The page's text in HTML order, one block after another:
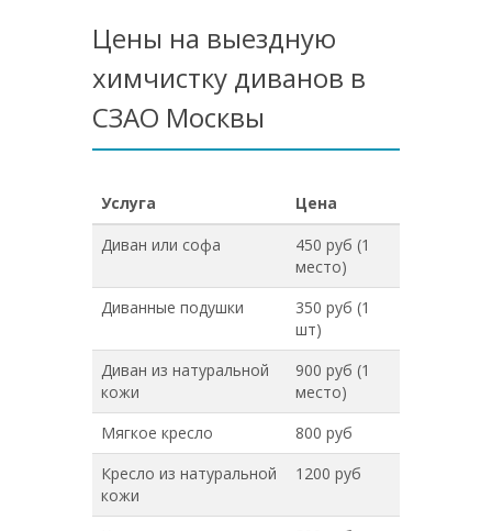
Цены на выездную
химчистку диванов в
СЗАО Москвы
Услуга
Цена
Диван или софа
450 руб (1
место)
Диванные подушки
350 руб (1
шт)
Диван из натуральной
кожи
900 руб (1
место)
Мягкое кресло
800 руб
Кресло из натуральной
кожи
1200 руб